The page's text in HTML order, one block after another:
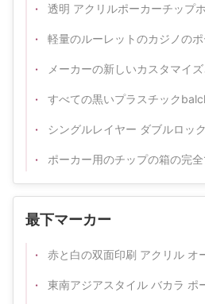
透明 アクリルポーカーチップホルダー タッチ スムーズ
軽量のルーレットのカジノのポーカー用のチップの皿/
メーカーの新しいカスタマイズされた完全マットカスタマイズ
すべての黒いプラスチックbalckjackのデ
シングルレイヤー ダブルロック マッシュアップ RFID ポッカー メ
ポーカー用のチップの箱の完全で透明なアクリルのプラスチック
最下マーカー
赤と白の双面印刷 アクリル オールインボタン カ
東南アジアスタイル バカラ ポーカー テーブル ギャンブル カジノ カスタマイ